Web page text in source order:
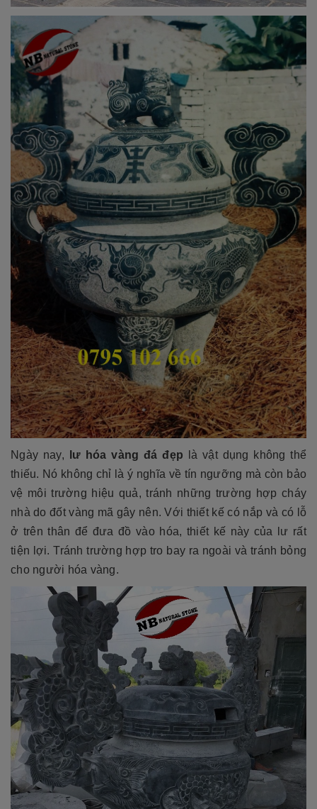
Ngày nay, lư hóa vàng đá đẹp là vật dụng không thể
thiếu. Nó không chỉ là ý nghĩa về tín ngưỡng mà còn bảo
vệ môi trường hiệu quả, tránh những trường hợp cháy
nhà do đốt vàng mã gây nên. Với thiết kế có nắp và có lỗ
ở trên thân để đưa đồ vào hóa, thiết kế này của lư rất
tiện lợi. Tránh trường hợp tro bay ra ngoài và tránh bỏng
cho người hóa vàng.